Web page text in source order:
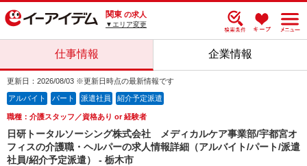
関東 の求人
▼エリア変更
仕事情報 企業情報
更新日：2026/08/03 ※更新日時点の最新情報です
アルバイト パート 派遣社員 紹介予定派遣
職種：介護スタッフ／資格あり or 経験者
日研トータルソーシング株式会社 メディカルケア事業部/宇都宮オ
フィスの介護職・ヘルパーの求人情報詳細（アルバイト/パート/派遣
社員/紹介予定派遣） - 栃木市